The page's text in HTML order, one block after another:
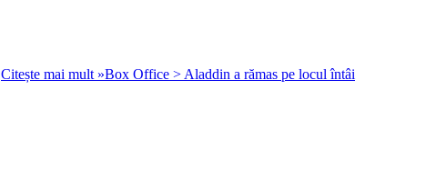
Citește mai mult »Box Office > Aladdin a rămas pe locul întâi